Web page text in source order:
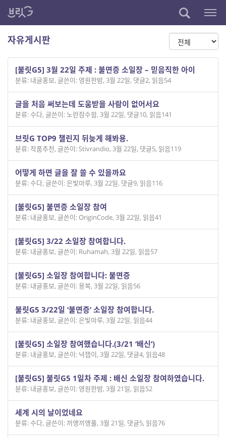
자유게시판
[불릿G5] 3월 22일 주제 : 불면증 소일장 – 믿음직한 아이
분류: 내글홍보, 글쓴이: 영원한밤, 3월 22일, 댓글2, 읽음54
글을 처음 써보는데 도움받을 사람이 없어서요
분류: 수다, 글쓴이: 노란잠수함, 3월 22일, 댓글10, 읽음141
브릿G TOP9 챌린지 뒤늦게 해봐용.
분류: 작품추천, 글쓴이: Stivrandio, 3월 22일, 댓글5, 읽음119
어떻게 하면 글을 잘 쓸 수 있을까요
분류: 수다, 글쓴이: 은빛마루, 3월 22일, 댓글9, 읽음116
[불릿G5] 불면증 소일장 참여
분류: 내글홍보, 글쓴이: OriginCode, 3월 22일, 읽음41
[불릿G5] 3/22 소일장 참여합니다.
분류: 내글홍보, 글쓴이: Ruhamah, 3월 22일, 읽음57
[불릿G5] 소일장 참여합니다: 불면증
분류: 내글홍보, 글쓴이: 용복, 3월 22일, 읽음56
불릿G5 3/22일 ‘불면증’ 소일장 참여합니다.
분류: 내글홍보, 글쓴이: 은빛마루, 3월 22일, 읽음44
[불릿G5] 소일장 참여했습니다.(3/21 ‘배신’)
분류: 내글홍보, 글쓴이: 넉잽이, 3월 22일, 댓글4, 읽음48
[불릿G5] 불릿G5 1일차 주제 : 배신 소일장 참여하였습니다.
분류: 내글홍보, 글쓴이: 영원한밤, 3월 21일, 읽음52
세계 시의 날이었네요
분류: 수다, 글쓴이: 끼앵끼앵풀, 3월 21일, 댓글5, 읽음76